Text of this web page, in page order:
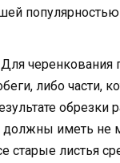
черенкования
либо части,
обрезки
должны иметь не
старые листья